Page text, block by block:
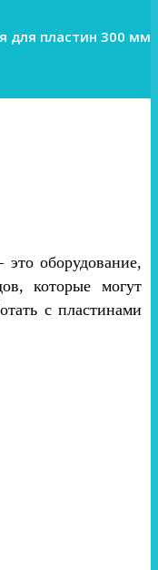
для пластин 300 мм
оборудование,
которые могут
с пластинами